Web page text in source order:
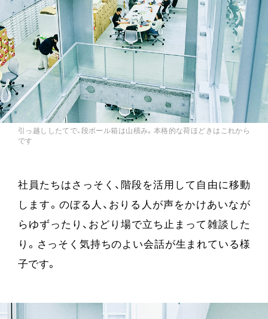
引っ越ししたてで、段ボール箱は山積み。本格的な荷ほどきはこれから
です
社員たちはさっそく、階段を活用して自由に移動
します。のぼる人、おりる人が声をかけあいなが
らゆずったり、おどり場で立ち止まって雑談した
り。さっそく気持ちのよい会話が生まれている様
子です。